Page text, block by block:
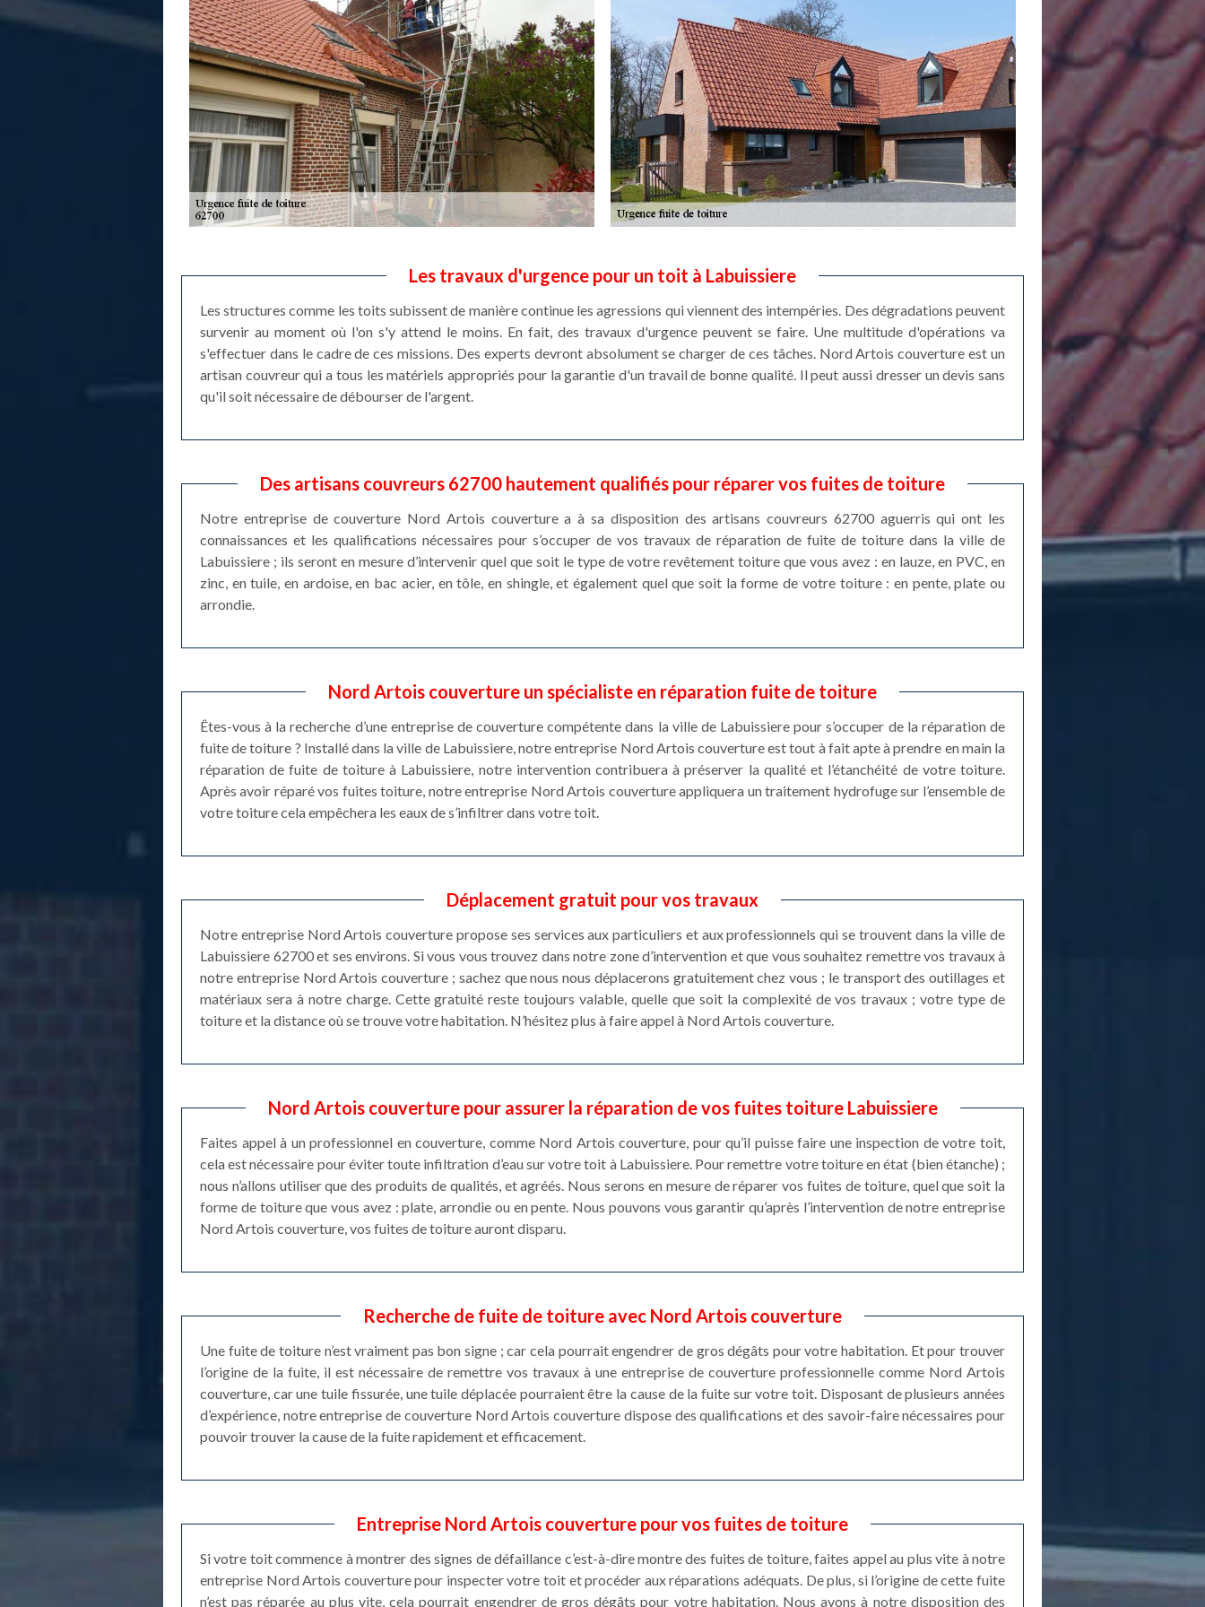
Les travaux d'urgence pour un toit à Labuissiere
Les structures comme les toits subissent de manière continue les agressions qui viennent des intempéries. Des dégradations peuvent
survenir au moment où l'on s'y attend le moins. En fait, des travaux d'urgence peuvent se faire. Une multitude d'opérations va
s'effectuer dans le cadre de ces missions. Des experts devront absolument se charger de ces tâches. Nord Artois couverture est un
artisan couvreur qui a tous les matériels appropriés pour la garantie d'un travail de bonne qualité. Il peut aussi dresser un devis sans
qu'il soit nécessaire de débourser de l'argent.
Des artisans couvreurs 62700 hautement qualifiés pour réparer vos fuites de toiture
Notre entreprise de couverture Nord Artois couverture a à sa disposition des artisans couvreurs 62700 aguerris qui ont les
connaissances et les qualifications nécessaires pour s’occuper de vos travaux de réparation de fuite de toiture dans la ville de
Labuissiere ; ils seront en mesure d’intervenir quel que soit le type de votre revêtement toiture que vous avez : en lauze, en PVC, en
zinc, en tuile, en ardoise, en bac acier, en tôle, en shingle, et également quel que soit la forme de votre toiture : en pente, plate ou
arrondie.
Nord Artois couverture un spécialiste en réparation fuite de toiture
Êtes-vous à la recherche d’une entreprise de couverture compétente dans la ville de Labuissiere pour s’occuper de la réparation de
fuite de toiture ? Installé dans la ville de Labuissiere, notre entreprise Nord Artois couverture est tout à fait apte à prendre en main la
réparation de fuite de toiture à Labuissiere, notre intervention contribuera à préserver la qualité et l’étanchéité de votre toiture.
Après avoir réparé vos fuites toiture, notre entreprise Nord Artois couverture appliquera un traitement hydrofuge sur l’ensemble de
votre toiture cela empêchera les eaux de s’infiltrer dans votre toit.
Déplacement gratuit pour vos travaux
Notre entreprise Nord Artois couverture propose ses services aux particuliers et aux professionnels qui se trouvent dans la ville de
Labuissiere 62700 et ses environs. Si vous vous trouvez dans notre zone d’intervention et que vous souhaitez remettre vos travaux à
notre entreprise Nord Artois couverture ; sachez que nous nous déplacerons gratuitement chez vous ; le transport des outillages et
matériaux sera à notre charge. Cette gratuité reste toujours valable, quelle que soit la complexité de vos travaux ; votre type de
toiture et la distance où se trouve votre habitation. N’hésitez plus à faire appel à Nord Artois couverture.
Nord Artois couverture pour assurer la réparation de vos fuites toiture Labuissiere
Faites appel à un professionnel en couverture, comme Nord Artois couverture, pour qu’il puisse faire une inspection de votre toit,
cela est nécessaire pour éviter toute infiltration d’eau sur votre toit à Labuissiere. Pour remettre votre toiture en état (bien étanche) ;
nous n’allons utiliser que des produits de qualités, et agréés. Nous serons en mesure de réparer vos fuites de toiture, quel que soit la
forme de toiture que vous avez : plate, arrondie ou en pente. Nous pouvons vous garantir qu’après l’intervention de notre entreprise
Nord Artois couverture, vos fuites de toiture auront disparu.
Recherche de fuite de toiture avec Nord Artois couverture
Une fuite de toiture n’est vraiment pas bon signe ; car cela pourrait engendrer de gros dégâts pour votre habitation. Et pour trouver
l’origine de la fuite, il est nécessaire de remettre vos travaux à une entreprise de couverture professionnelle comme Nord Artois
couverture, car une tuile fissurée, une tuile déplacée pourraient être la cause de la fuite sur votre toit. Disposant de plusieurs années
d’expérience, notre entreprise de couverture Nord Artois couverture dispose des qualifications et des savoir-faire nécessaires pour
pouvoir trouver la cause de la fuite rapidement et efficacement.
Entreprise Nord Artois couverture pour vos fuites de toiture
Si votre toit commence à montrer des signes de défaillance c’est-à-dire montre des fuites de toiture, faites appel au plus vite à notre
entreprise Nord Artois couverture pour inspecter votre toit et procéder aux réparations adéquats. De plus, si l’origine de cette fuite
n’est pas réparée au plus vite, cela pourrait engendrer de gros dégâts pour votre habitation. Nous avons à notre disposition des